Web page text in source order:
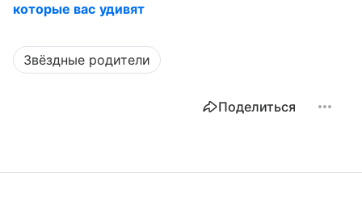
которые вас удивят
Звёздные родители
Поделиться